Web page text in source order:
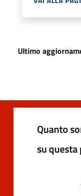
Ultimo
Quanto
su questa